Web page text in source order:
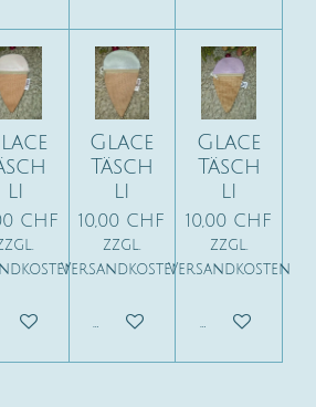
li
CHF
den Warenkorb
Glace
Täsch
li
10,00 CHF
zzgl.
Versandkosten
In den Warenkorb
Glace
Täsch
li
10,00 CHF
zzgl.
Versandkosten
In den